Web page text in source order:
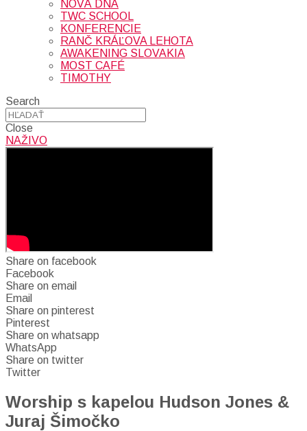
NOVÁ DNA
TWC SCHOOL
KONFERENCIE
RANČ KRÁĽOVA LEHOTA
AWAKENING SLOVAKIA
MOST CAFÉ
TIMOTHY
Search
Close
NAŽIVO
Share on facebook
Facebook
Share on email
Email
Share on pinterest
Pinterest
Share on whatsapp
WhatsApp
Share on twitter
Twitter
Worship s kapelou Hudson Jones &
Juraj Šimočko